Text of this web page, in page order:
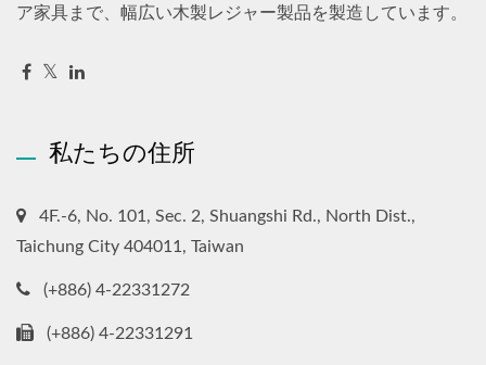
ア家具まで、幅広い木製レジャー製品を製造しています。
私たちの住所
4F.-6, No. 101, Sec. 2, Shuangshi Rd., North Dist.,
Taichung City 404011, Taiwan
(+886) 4-22331272
(+886) 4-22331291